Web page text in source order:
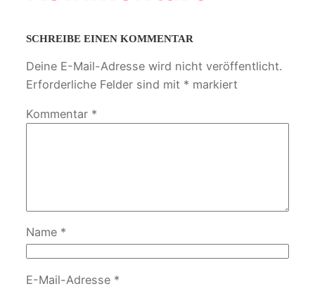
SCHREIBE EINEN KOMMENTAR
Deine E-Mail-Adresse wird nicht veröffentlicht.
Erforderliche Felder sind mit * markiert
Kommentar *
Name *
E-Mail-Adresse *